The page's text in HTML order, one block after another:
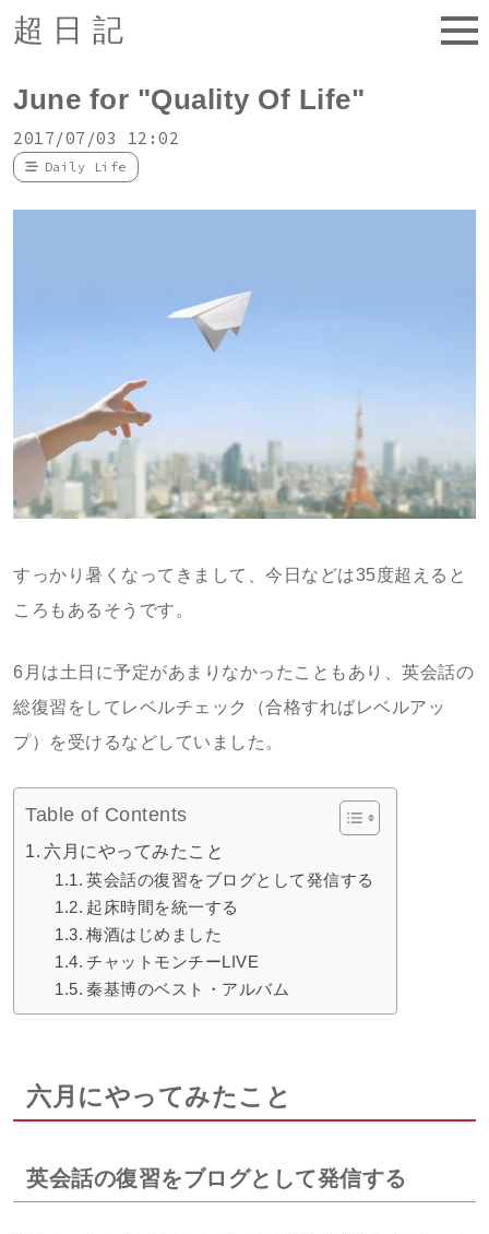
超日記
June for "Quality Of Life"
2017/07/03 12:02
Daily Life
すっかり暑くなってきまして、今日などは35度超えると
ころもあるそうです。
6月は土日に予定があまりなかったこともあり、英会話の
総復習をしてレベルチェック（合格すればレベルアッ
プ）を受けるなどしていました。
Table of Contents
六月にやってみたこと
英会話の復習をブログとして発信する
起床時間を統一する
梅酒はじめました
チャットモンチーLIVE
秦基博のベスト・アルバム
六月にやってみたこと
英会話の復習をブログとして発信する